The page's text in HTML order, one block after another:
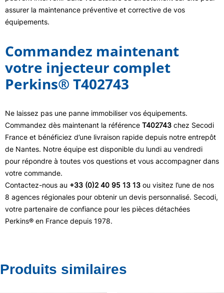
assurer la maintenance préventive et corrective de vos
équipements.
Commandez maintenant
votre injecteur complet
Perkins® T402743
Ne laissez pas une panne immobiliser vos équipements.
Commandez dès maintenant la référence T402743 chez Secodi
France et bénéficiez d’une livraison rapide depuis notre entrepôt
de Nantes. Notre équipe est disponible du lundi au vendredi
pour répondre à toutes vos questions et vous accompagner dans
votre commande.
Contactez-nous au +33 (0)2 40 95 13 13 ou visitez l’une de nos
8 agences régionales pour obtenir un devis personnalisé. Secodi,
votre partenaire de confiance pour les pièces détachées
Perkins® en France depuis 1978.
Produits similaires